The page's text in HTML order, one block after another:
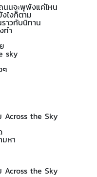
นนจะพุพังแค่ไหน
งไงก็ตาม
ราวกับนิทาน
ทำ
sky
ๆ
Across the Sky
หา
Across the Sky